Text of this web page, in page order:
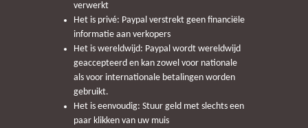
verwerkt
Het is privé: Paypal verstrekt geen financiële
informatie aan verkopers
Het is wereldwijd: Paypal wordt wereldwijd
geaccepteerd en kan zowel voor nationale
als voor internationale betalingen worden
gebruikt.
Het is eenvoudig: Stuur geld met slechts een
paar klikken van uw muis